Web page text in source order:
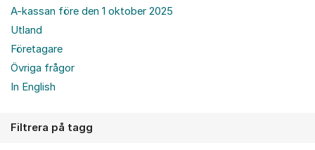
A-kassan före den 1 oktober 2025
Utland
Företagare
Övriga frågor
In English
Filtrera på tagg